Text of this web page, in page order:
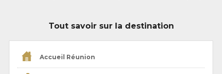
Tout savoir sur la destination
Accueil Réunion